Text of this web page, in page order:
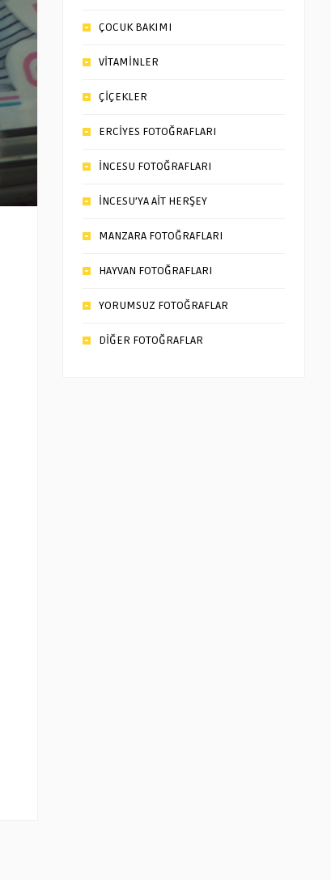
ÇOCUK BAKIMI
VİTAMİNLER
ÇİÇEKLER
ERCİYES FOTOĞRAFLARI
İNCESU FOTOĞRAFLARI
İNCESU’YA AİT HERŞEY
MANZARA FOTOĞRAFLARI
HAYVAN FOTOĞRAFLARI
YORUMSUZ FOTOĞRAFLAR
DİĞER FOTOĞRAFLAR